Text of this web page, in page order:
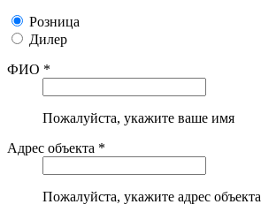
Розница
Дилер
ФИО *
Пожалуйста, укажите ваше имя
Адрес объекта *
Пожалуйста, укажите адрес объекта